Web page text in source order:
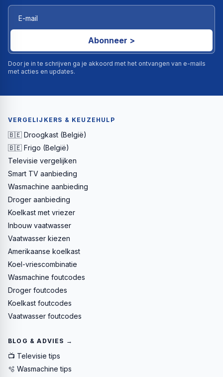
Abonneer >
Door je in te schrijven ga je akkoord met het ontvangen van e-mails
met acties en updates.
VERGELIJKERS & KEUZEHULP
🇧🇪 Droogkast (België)
🇧🇪 Frigo (België)
Televisie vergelijken
Smart TV aanbieding
Wasmachine aanbieding
Droger aanbieding
Koelkast met vriezer
Inbouw vaatwasser
Vaatwasser kiezen
Amerikaanse koelkast
Koel-vriescombinatie
Wasmachine foutcodes
Droger foutcodes
Koelkast foutcodes
Vaatwasser foutcodes
BLOG & ADVIES →
📺 Televisie tips
🫧 Wasmachine tips